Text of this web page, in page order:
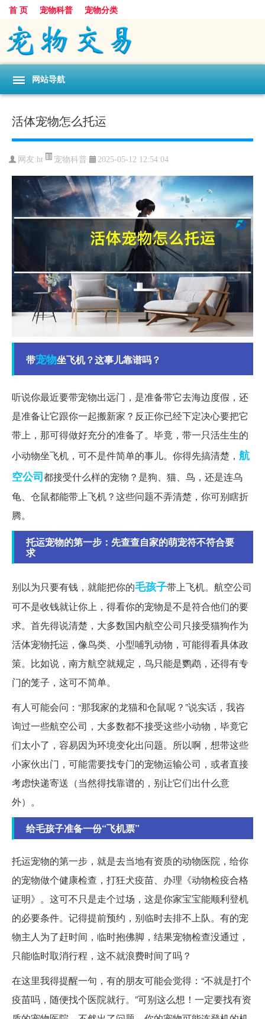
首 页 宠物科普 宠物分类
网站导航
活体宠物怎么托运
网友:ht 宠物科普 2025-05-12 12:54:04
带宠物坐飞机？这事儿靠谱吗？
听说你最近要带宠物出远门，是准备带它去海边度假，还
是准备让它跟你一起搬新家？反正你已经下定决心要把它
带上，那可得做好充分的准备了。毕竟，带一只活生生的
小动物坐飞机，可不是件简单的事儿。你得先搞清楚， 航
空公司都接受什么样的宠物？是狗、猫、鸟，还是连乌
龟、仓鼠都能带上飞机？这些问题不弄清楚，你可别瞎折
腾。
托运宠物的第一步：先查查自家的萌宠符不符合要
求
别以为只要有钱，就能把你的毛孩子带上飞机。航空公司
可不是收钱就让你上，得看你的宠物是不是符合他们的要
求。首先得说清楚，大多数国内航空公司只接受猫狗作为
活体宠物托运，像鸟类、小型哺乳动物，可能得看具体政
策。比如说，南方航空就规定，鸟只能是鹦鹉，还得有专
门的笼子，这可不简单。
有人可能会问：“那我家的龙猫和仓鼠呢？”说实话，我咨
询过一些航空公司，大多数都不接受这些小动物，毕竟它
们太小了，容易因为环境变化出问题。所以啊，想带这些
小家伙出门，可能需要找专门的宠物运输公司，或者直接
考虑快递寄送（当然得找靠谱的，别让它们出什么意
外）。
给毛孩子准备一份“飞机票”
托运宠物的第一步，就是去当地有资质的动物医院，给你
的宠物做个健康检查，打狂犬疫苗、办理《动物检疫合格
证明》。这可不只是走个过场，这是你家宝宝能顺利登机
的必要条件。记得提前预约，别临时去排不上队。有的宠
物主人为了赶时间，临时抱佛脚，结果宠物检查没通过，
只能临时取消行程，这不就浪费时间了吗？
在这里我得提醒一句，有的朋友可能会觉得：“不就是打个
疫苗吗，随便找个医院就行。”可别这么想！一定要找有资